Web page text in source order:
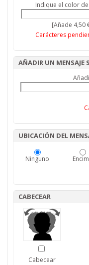
Indique el color
[Añade 4,50
Carácteres
AÑADIR UN MENSAJE
UBICACIÓN DEL
Ninguno
CABECEAR
Cabecear